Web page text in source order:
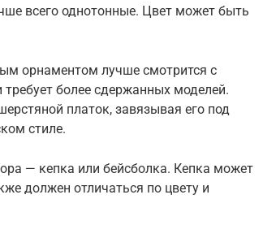
всего однотонные. Цвет может быть
орнаментом лучше смотрится с
более сдержанных моделей.
платок, завязывая его под
стиле.
— кепка или бейсболка. Кепка может
должен отличаться по цвету и